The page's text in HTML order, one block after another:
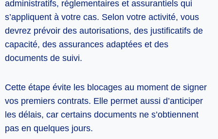
administratifs, réglementaires et assurantiels qui
s’appliquent à votre cas. Selon votre activité, vous
devrez prévoir des autorisations, des justificatifs de
capacité, des assurances adaptées et des
documents de suivi.
Cette étape évite les blocages au moment de signer
vos premiers contrats. Elle permet aussi d’anticiper
les délais, car certains documents ne s’obtiennent
pas en quelques jours.